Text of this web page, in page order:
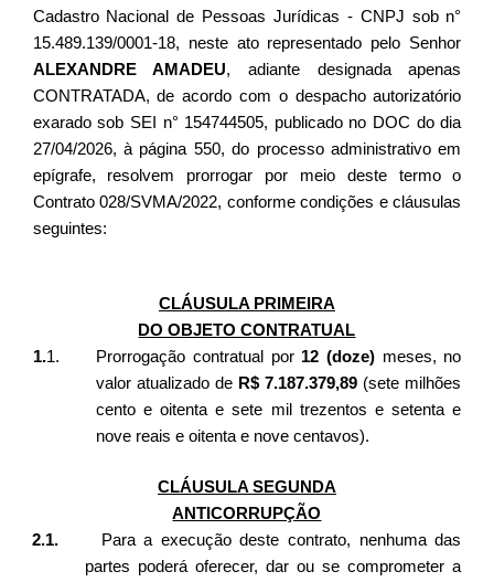
Cadastro Nacional de Pessoas Jurídicas - CNPJ sob n°
15.489.139/0001-18, neste ato representado pelo Senhor
ALEXANDRE AMADEU, adiante designada apenas
CONTRATADA, de acordo com o despachoautorizatório
exarado sob SEI n° 154744505, publicado no DOC do dia
27/04/2026, à página 550, do processo administrativo em
epígrafe, resolvem prorrogar por meio deste termo o
Contrato 028/SVMA/2022, conforme condições e cláusulas
seguintes:
CLÁUSULA PRIMEIRA
DO OBJETO CONTRATUAL
1.1. Prorrogação contratual por 12 (doze) meses, no
valor atualizado de R$ 7.187.379,89 (sete milhões
cento e oitenta e sete mil trezentos e setenta e
nove reais e oitenta e nove centavos).
CLÁUSULA SEGUNDA
ANTICORRUPÇÃO
2.1.
Para a execução deste contrato, nenhuma das
partes poderá oferecer, dar ou se comprometer a